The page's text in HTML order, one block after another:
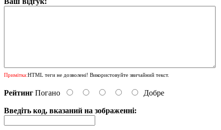
Примітка:HTML теги не дозволені! Використовуйте звичайний текст.
Рейтинг Погано Добре
Введіть код, вказаний на зображенні: